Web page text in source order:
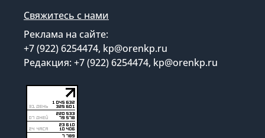
Свяжитесь с нами
Реклама на сайте:
+7 (922) 6254474, kp@orenkp.ru
Редакция: +7 (922) 6254474, kp@orenkp.ru